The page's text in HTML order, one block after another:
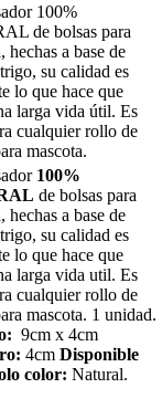
100%
de bolsas para
hechas a base de
su calidad es
lo que hace que
larga vida útil. Es
cualquier rollo de
mascota.
100%
de bolsas para
hechas a base de
su calidad es
lo que hace que
larga vida util. Es
cualquier rollo de
mascota. 1 unidad.
9cm x 4cm
4cm Disponible
color: Natural.